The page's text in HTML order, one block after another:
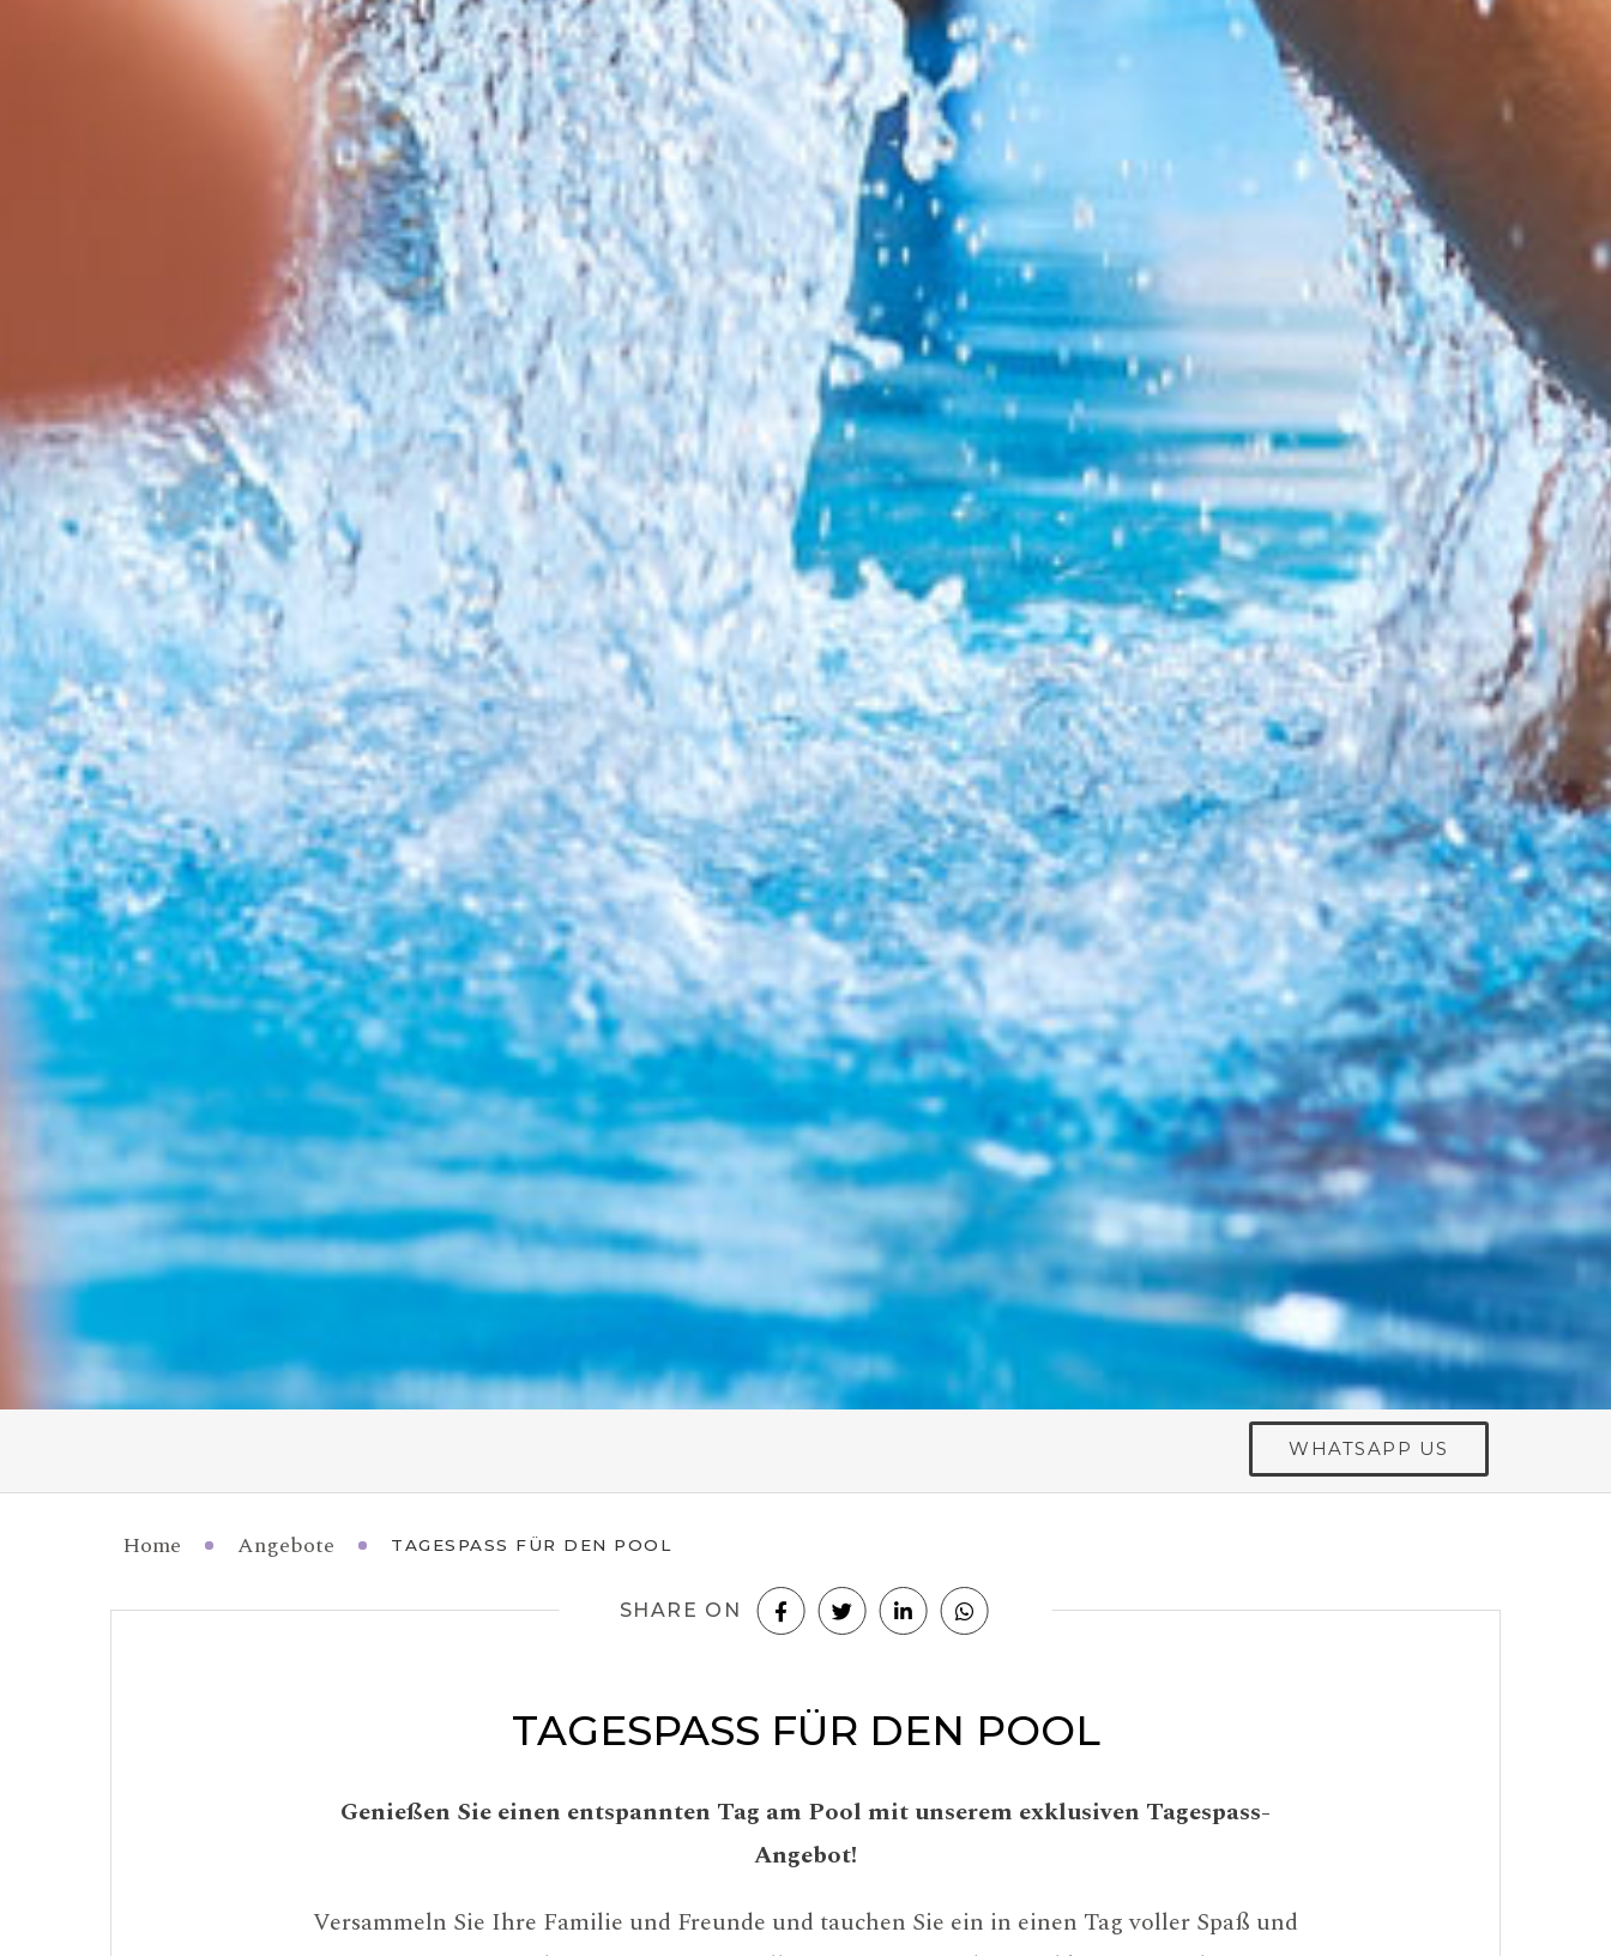
WHATSAPP US
Home Angebote TAGESPASS FÜR DEN POOL
SHARE ON
TAGESPASS FÜR DEN POOL
Genießen Sie einen entspannten Tag am Pool mit unserem exklusiven Tagespass-
Angebot!
Versammeln Sie Ihre Familie und Freunde und tauchen Sie ein in einen Tag voller Spaß und